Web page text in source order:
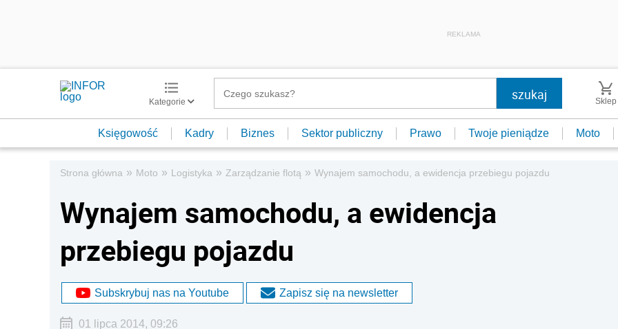
REKLAMA
Kategorie Sklep
Księgowość Kadry Biznes Sektor publiczny Prawo Twoje pieniądze Moto
Strona główna » Moto » Logistyka » Zarządzanie flotą » Wynajem samochodu, a ewidencja przebiegu pojazdu
Wynajem samochodu, a ewidencja
przebiegu pojazdu
Subskrybuj nas na Youtube Zapisz się na newsletter
01 lipca 2014, 09:26